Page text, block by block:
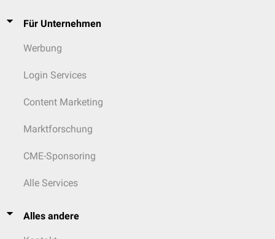
Für Unternehmen
Werbung
Login Services
Content Marketing
Marktforschung
CME-Sponsoring
Alle Services
Alles andere